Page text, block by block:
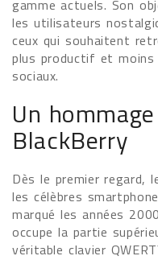
gamme actuels. Son
les utilisateurs
ceux qui souhaitent
plus productif et
sociaux.
Un
BlackBerry
Dès le premier regard,
les célèbres
marqué les années
occupe la partie
véritable clavier